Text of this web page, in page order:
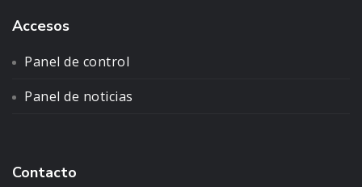
Accesos
Panel de control
Panel de noticias
Contacto